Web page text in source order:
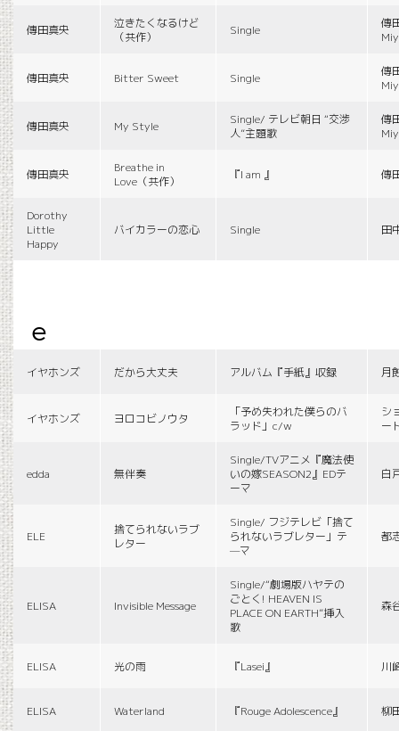
傳田真央
泣きたくなるけど
（共作）
Single
傳
傳田真央 Bitter Sweet Single
傳
傳田真央 My Style
Single/ テレビ朝日 “交渉
人”主題歌
傳
傳田真央
Breathe in
Love（共作）
『I am 』 傳
Dorothy
Little
Happy
バイカラーの恋心 Single 田
e
イヤホンズ だから大丈夫 アルバム『手紙』収録 月
イヤホンズ ヨロコビノウタ
「予め失われた僕らのバ
ラッド」c/w
シ
ー
edda 無伴奏
Single/TVアニメ『魔法使
いの嫁SEASON2』EDテ
ーマ
白
ELE
捨てられないラブ
レター
Single/ フジテレビ「捨て
られないラブレター」テ
—マ
都
ELISA Invisible Message
Single/“劇場版ハヤテの
ごとく! HEAVEN IS
PLACE ON EARTH”挿入
歌
森
ELISA 光の雨 『Lasei』 川
ELISA Waterland 『Rouge Adolescence』 柳